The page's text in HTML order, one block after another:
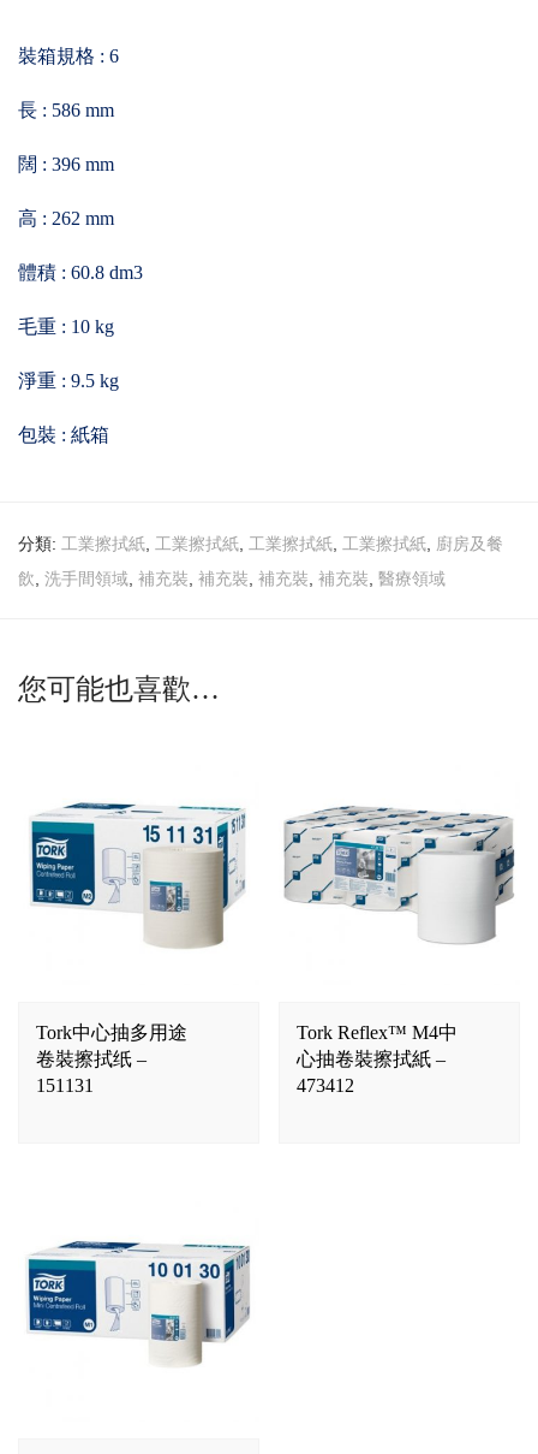
裝箱規格 : 6
長 : 586 mm
闊 : 396 mm
高 : 262 mm
體積 : 60.8 dm3
毛重 : 10 kg
淨重 : 9.5 kg
包裝 : 紙箱
分類: 工業擦拭紙 工業擦拭紙 工業擦拭紙 工業擦拭紙 廚房及餐
飲 洗手間領域 補充裝 補充裝 補充裝 補充裝 醫療領域
您可能也喜歡…
Tork中心抽多用途
卷裝擦拭纸 –
151131
Tork Reflex™ M4中
心抽卷裝擦拭紙 –
473412